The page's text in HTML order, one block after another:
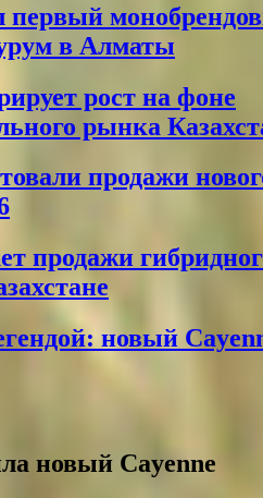
первый
в Алматы
рост на фоне
рынка
продажи
продажи
новый
новый Cayenne